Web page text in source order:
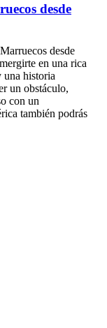
desde
desde
en una rica
una historia
un obstáculo,
con un
también podrás